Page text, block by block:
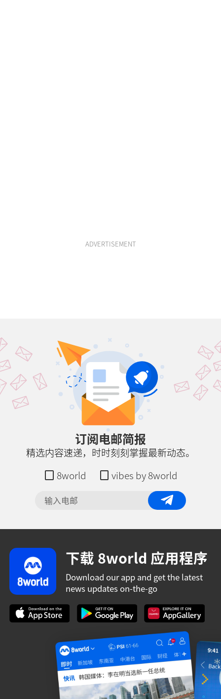
ADVERTISEMENT
订阅电邮简报
精选内容速递，时时刻刻掌握最新动态。
8world
vibes by 8world
下载 8world 应用程序
Download our app and get the latest
news updates on-the-go